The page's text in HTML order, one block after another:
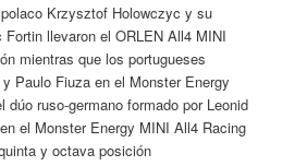
Krzysztof Holowczyc y su
llevaron el ORLEN All4 MINI
mientras que los portugueses
Paulo Fiuza en el Monster Energy
dúo ruso-germano formado por Leonid
el Monster Energy MINI All4 Racing
y octava posición